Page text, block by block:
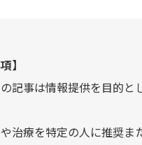
】
記事は情報提供を目的と
治療を特定の人に推奨ま